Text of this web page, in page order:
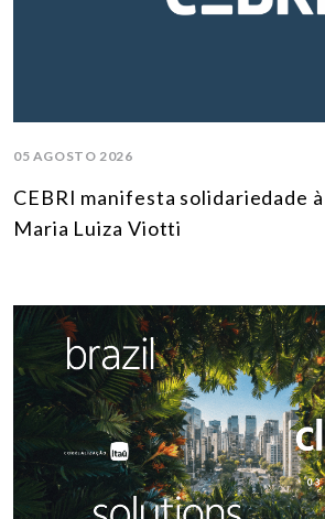
05 AGOSTO 2026
CEBRI manifesta solidariedade
Maria Luiza Viotti